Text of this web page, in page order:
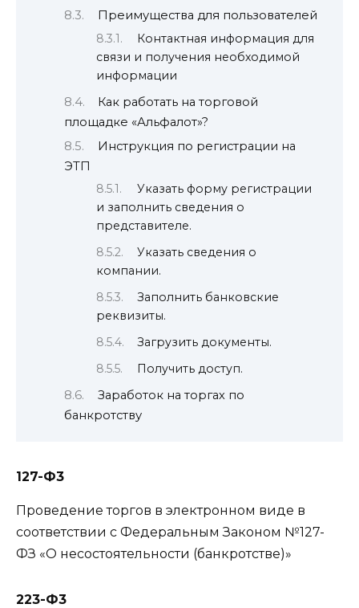
Преимущества для пользователей
Контактная информация для
связи и получения необходимой
информации
Как работать на торговой
площадке «Альфалот»?
Инструкция по регистрации на
ЭТП
Указать форму регистрации
и заполнить сведения о
представителе.
Указать сведения о
компании.
Заполнить банковские
реквизиты.
Загрузить документы.
Получить доступ.
Заработок на торгах по
банкротству
127-Ф3
Проведение торгов в электронном виде в
соответствии с Федеральным Законом №127-
ФЗ «О несостоятельности (банкротстве)»
223-Ф3